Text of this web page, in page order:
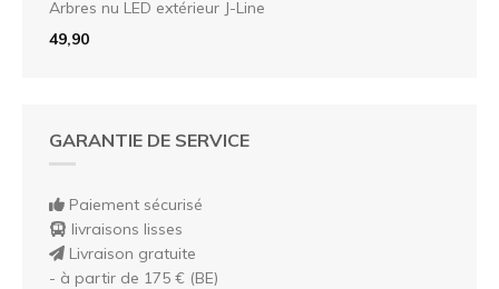
Arbres nu LED extérieur J-Line
49,90
GARANTIE DE SERVICE
Paiement sécurisé
livraisons lisses
Livraison gratuite
- à partir de 175 € (BE)